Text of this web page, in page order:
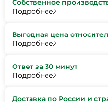
Собственное
Подробнее
Выгодная цена
Подробнее
Ответ за 30 минут
Подробнее
Доставка по России и